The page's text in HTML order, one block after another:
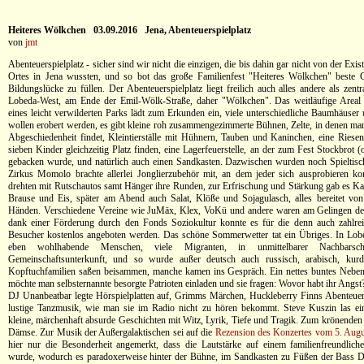
Heiteres Wölkchen 03.09.2016 Jena, Abenteuerspielplatz
von jmt
Abenteuerspielplatz - sicher sind wir nicht die einzigen, die bis dahin gar nicht von der
Ortes in Jena wussten, und so bot das große Familienfest "Heiteres Wölkchen" beste
Bildungslücke zu füllen. Der Abenteuerspielplatz liegt freilich auch alles andere als
Lobeda-West, am Ende der Emil-Wölk-Straße, daher "Wölkchen". Das weitläufige
eines leicht verwilderten Parks lädt zum Erkunden ein, viele unterschiedliche Baumhäuser
wollen erobert werden, es gibt kleine roh zusammengezimmerte Bühnen, Zelte, in denen
Abgeschiedenheit findet, Kleintierställe mit Hühnern, Tauben und Kaninchen, eine
sieben Kinder gleichzeitig Platz finden, eine Lagerfeuerstelle, an der zum Fest Stockbrot
gebacken wurde, und natürlich auch einen Sandkasten. Dazwischen wurden noch
Zirkus Momolo brachte allerlei Jonglierzubehör mit, an dem jeder sich ausprobieren
drehten mit Rutschautos samt Hänger ihre Runden, zur Erfrischung und Stärkung gab es
Brause und Eis, später am Abend auch Salat, Klöße und Sojagulasch, alles bereitet
Händen. Verschiedene Vereine wie JuMäx, Klex, VoKü und andere waren am Gelingen
dank einer Förderung durch den Fonds Soziokultur konnte es für die denn auch
Besucher kostenlos angeboten werden. Das schöne Sommerwetter tat ein Übriges. In
eben wohlhabende Menschen, viele Migranten, in unmittelbarer
Gemeinschaftsunterkunft, und so wurde außer deutsch auch russisch, arabisch,
Kopftuchfamilien saßen beisammen, manche kamen ins Gespräch. Ein nettes buntes
möchte man selbsternannte besorgte Patrioten einladen und sie fragen: Wovor habt ihr
DJ Unanbeatbar legte Hörspielplatten auf, Grimms Märchen, Huckleberry Finns
lustige Tanzmusik, wie man sie im Radio nicht zu hören bekommt. Steve Kuszin las
kleine, märchenhaft absurde Geschichten mit Witz, Lyrik, Tiefe und Tragik. Zum
Dämse. Zur Musik der Außergalaktischen sei auf die Rezension des Konzertes vom 5.
hier nur die Besonderheit angemerkt, dass die Lautstärke auf einem
wurde, wodurch es paradoxerweise hinter der Bühne, im Sandkasten zu Füßen der Bass